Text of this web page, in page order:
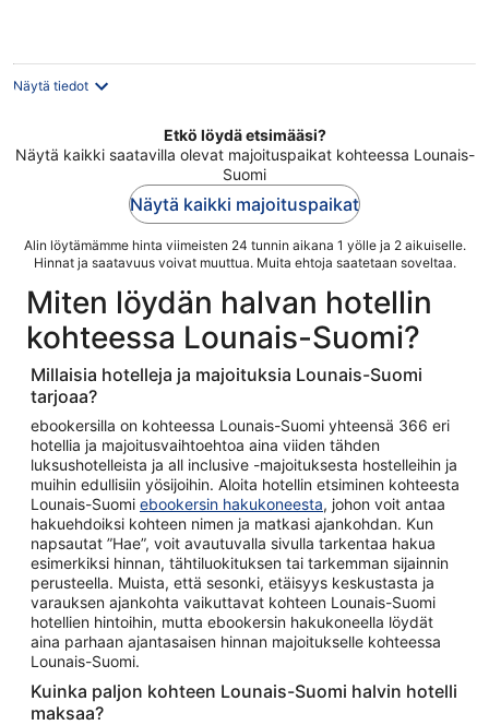
Näytä tiedot
Etkö löydä etsimääsi?
Näytä kaikki saatavilla olevat majoituspaikat kohteessa Lounais-
Suomi
Näytä kaikki majoituspaikat
Alin löytämämme hinta viimeisten 24 tunnin aikana 1 yölle ja 2 aikuiselle.
Hinnat ja saatavuus voivat muuttua. Muita ehtoja saatetaan soveltaa.
Miten löydän halvan hotellin
kohteessa Lounais-Suomi?
Millaisia hotelleja ja majoituksia Lounais-Suomi
tarjoaa?
ebookersilla on kohteessa Lounais-Suomi yhteensä 366 eri
hotellia ja majoitusvaihtoehtoa aina viiden tähden
luksushotelleista ja all inclusive -majoituksesta hostelleihin ja
muihin edullisiin yösijoihin. Aloita hotellin etsiminen kohteesta
Lounais-Suomi ebookersin hakukoneesta, johon voit antaa
hakuehdoiksi kohteen nimen ja matkasi ajankohdan. Kun
napsautat ”Hae”, voit avautuvalla sivulla tarkentaa hakua
esimerkiksi hinnan, tähtiluokituksen tai tarkemman sijainnin
perusteella. Muista, että sesonki, etäisyys keskustasta ja
varauksen ajankohta vaikuttavat kohteen Lounais-Suomi
hotellien hintoihin, mutta ebookersin hakukoneella löydät
aina parhaan ajantasaisen hinnan majoitukselle kohteessa
Lounais-Suomi.
Kuinka paljon kohteen Lounais-Suomi halvin hotelli
maksaa?